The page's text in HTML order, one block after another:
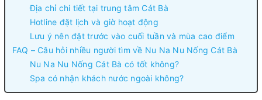
Địa chỉ chi tiết tại trung tâm Cát Bà
Hotline đặt lịch và giờ hoạt động
Lưu ý nên đặt trước vào cuối tuần và mùa cao điểm
FAQ – Câu hỏi nhiều người tìm về Nu Na Nu Nống Cát Bà
Nu Na Nu Nống Cát Bà có tốt không?
Spa có nhận khách nước ngoài không?